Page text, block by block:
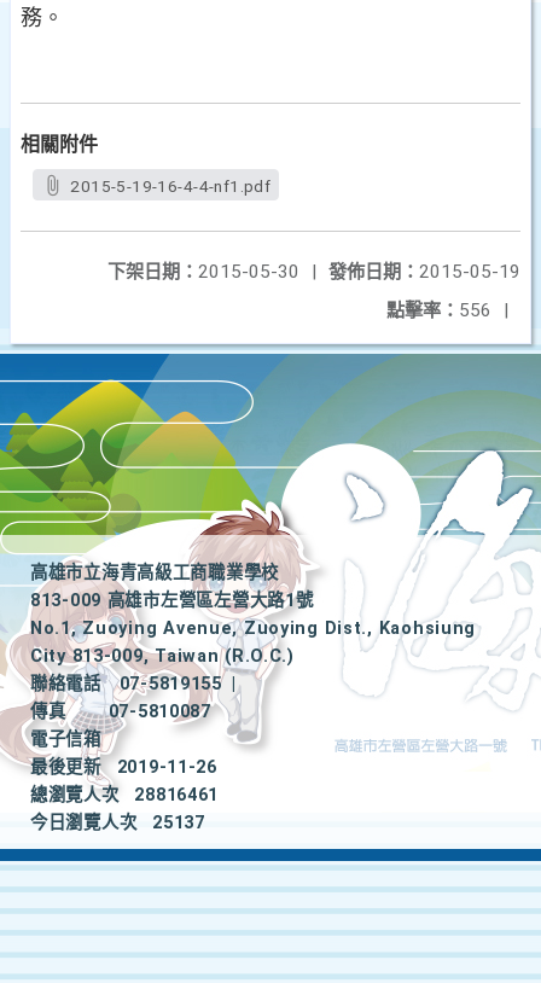
務。
相關附件
2015-5-19-16-4-4-nf1.pdf
發佈日期： 2015-05-19
下架日期： 2015-05-30
|
點擊率： 556 |
高雄市立海青高級工商職業學校
813-009 高雄市左營區左營大路1號
No.1, Zuoying Avenue, Zuoying Dist., Kaohsiung
City 813-009, Taiwan (R.O.C.)
聯絡電話
07-5819155
|
傳真
07-5810087
電子信箱
最後更新
2019-11-26
總瀏覽人次
28816461
今日瀏覽人次
25137